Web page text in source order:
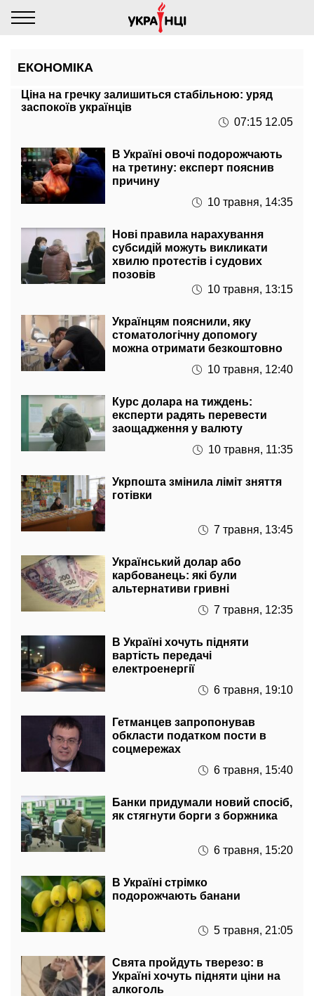
ЕКОНОМІКА
Ціна на гречку залишиться стабільною: уряд
заспокоїв українців
07:15 12.05
В Україні овочі подорожчають
на третину: експерт пояснив
причину
10 травня, 14:35
Нові правила нарахування
субсидій можуть викликати
хвилю протестів і судових
позовів
10 травня, 13:15
Українцям пояснили, яку
стоматологічну допомогу
можна отримати безкоштовно
10 травня, 12:40
Курс долара на тиждень:
експерти радять перевести
заощадження у валюту
10 травня, 11:35
Укрпошта змінила ліміт зняття
готівки
7 травня, 13:45
Український долар або
карбованець: які були
альтернативи гривні
7 травня, 12:35
В Україні хочуть підняти
вартість передачі
електроенергії
6 травня, 19:10
Гетманцев запропонував
обкласти податком пости в
соцмережах
6 травня, 15:40
Банки придумали новий спосіб,
як стягнути борги з боржника
6 травня, 15:20
В Україні стрімко
подорожчають банани
5 травня, 21:05
Свята пройдуть тверезо: в
Україні хочуть підняти ціни на
алкоголь